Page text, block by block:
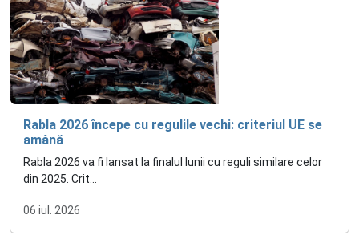
Rabla 2026 începe cu regulile vechi: criteriul UE se
amână
Rabla 2026 va fi lansat la finalul lunii cu reguli similare celor
din 2025. Crit...
06 iul. 2026